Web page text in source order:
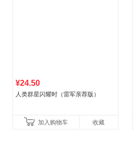
¥24.50
人类群星闪耀时（雷军亲荐版）
加入购物车 收藏